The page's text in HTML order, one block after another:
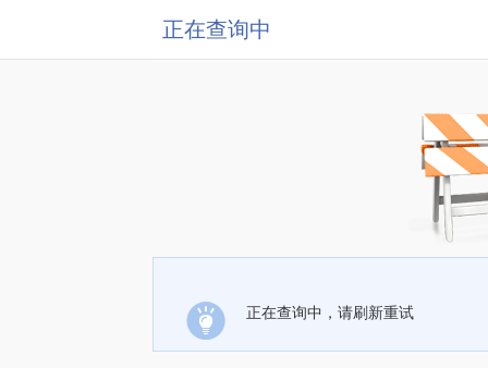
正在查询中
正在查询中，请刷新重试